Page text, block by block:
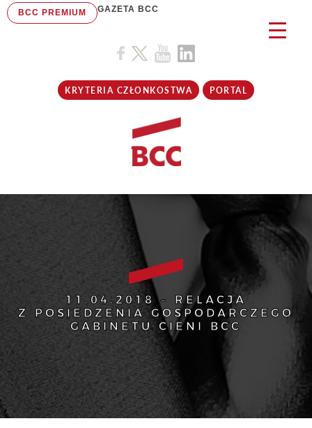
BCC PREMIUM GAZETA BCC
KRYTERIA CZŁONKOSTWA PORTAL
11.04.2018 – RELACJA
Z POSIEDZENIA GOSPODARCZEGO
GABINETU CIENI BCC